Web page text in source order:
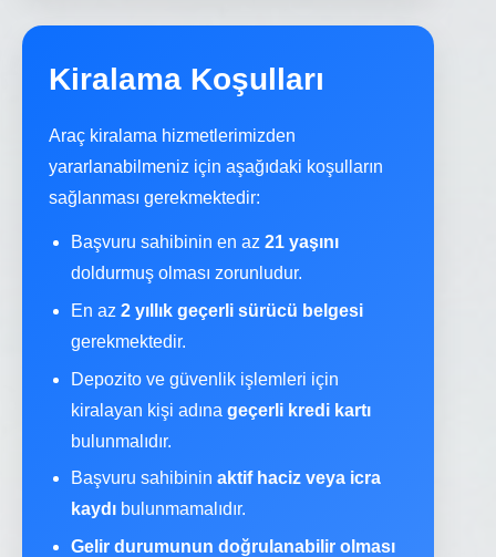
Kiralama Koşulları
Araç kiralama hizmetlerimizden
yararlanabilmeniz için aşağıdaki koşulların
sağlanması gerekmektedir:
Başvuru sahibinin en az 21 yaşını
doldurmuş olması zorunludur.
En az 2 yıllık geçerli sürücü belgesi
gerekmektedir.
Depozito ve güvenlik işlemleri için
kiralayan kişi adına geçerli kredi kartı
bulunmalıdır.
Başvuru sahibinin aktif haciz veya icra
kaydı bulunmamalıdır.
Gelir durumunun doğrulanabilir olması